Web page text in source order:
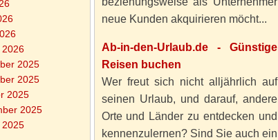
neue Kunden akquirieren möcht...
Ab-in-den-Urlaub.de - Günstige
Reisen buchen
Wer freut sich nicht alljährlich auf
seinen Urlaub, und darauf, andere
Orte und Länder zu entdecken und
kennenzulernen? Sind Sie auch ein
2025
2025
2025
2025
2025